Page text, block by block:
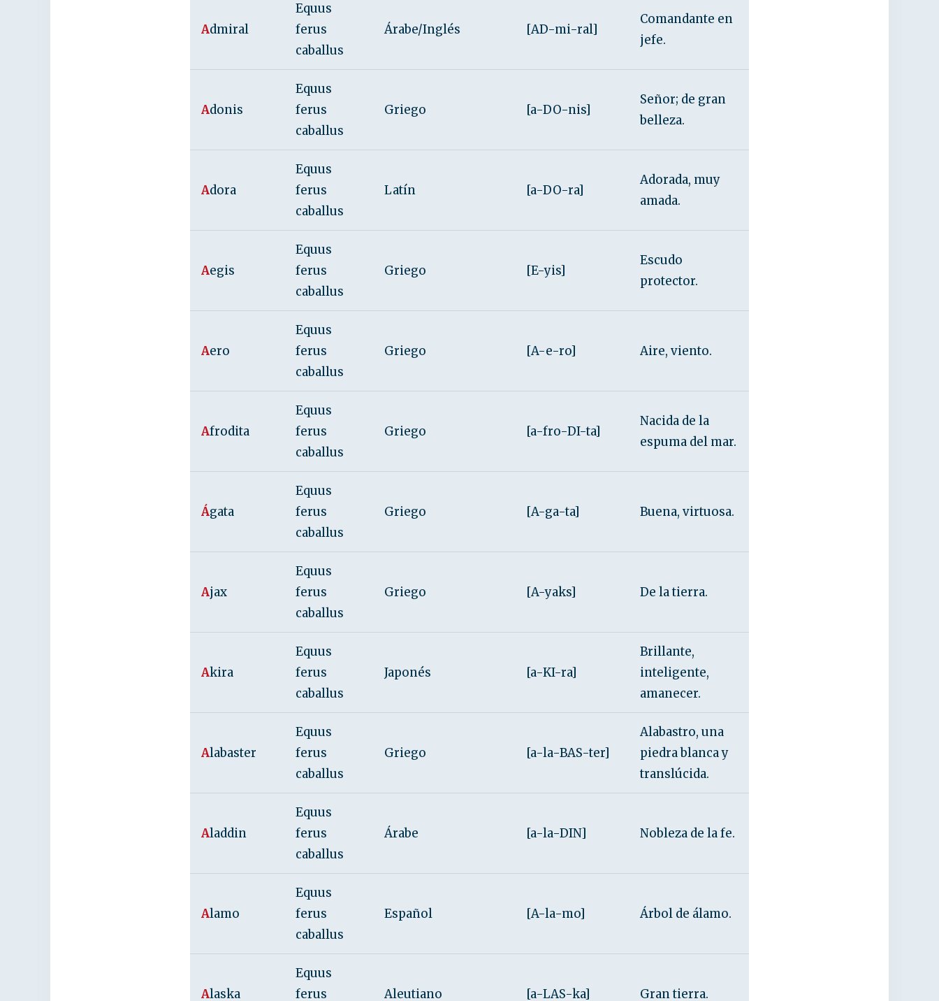
Admiral
Equus
ferus
caballus
Árabe/Inglés [AD-mi-ral]
Comandante en
jefe.
Adonis
Equus
ferus
caballus
Griego [a-DO-nis]
Señor; de gran
belleza.
Adora
Equus
ferus
caballus
Latín [a-DO-ra]
Adorada, muy
amada.
Aegis
Equus
ferus
caballus
Griego [E-yis]
Escudo
protector.
Aero
Equus
ferus
caballus
Griego [A-e-ro] Aire, viento.
Afrodita
Equus
ferus
caballus
Griego [a-fro-DI-ta]
Nacida de la
espuma del mar.
Ágata
Equus
ferus
caballus
Griego [A-ga-ta] Buena, virtuosa.
Ajax
Equus
ferus
caballus
Griego [A-yaks] De la tierra.
Akira
Equus
ferus
caballus
Japonés [a-KI-ra]
Brillante,
inteligente,
amanecer.
Alabaster
Equus
ferus
caballus
Griego [a-la-BAS-ter]
Alabastro, una
piedra blanca y
translúcida.
Aladdin
Equus
ferus
caballus
Árabe [a-la-DIN] Nobleza de la fe.
Alamo
Equus
ferus
caballus
Español [A-la-mo] Árbol de álamo.
Alaska
Equus
ferus
Aleutiano [a-LAS-ka] Gran tierra.